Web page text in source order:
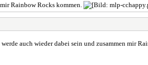
Rainbow Rocks kommen.
auch wieder dabei sein und zusammen mir